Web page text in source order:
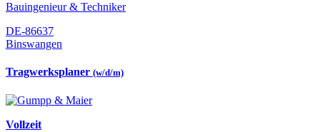
Bauingenieur & Techniker
DE-86637
Binswangen
Tragwerksplaner (w/d/m)
Vollzeit